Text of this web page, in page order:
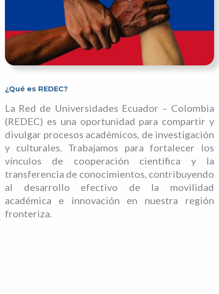
¿Qué es REDEC?
La Red de Universidades Ecuador – Colombia
(REDEC) es una oportunidad para compartir y
divulgar procesos académicos, de investigación
y culturales. Trabajamos para fortalecer los
vínculos de cooperación científica y la
transferencia de conocimientos, contribuyendo
al desarrollo efectivo de la movilidad
académica e innovación en nuestra región
fronteriza.